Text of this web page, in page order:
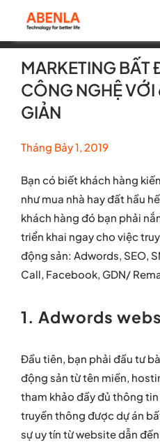
content
Sản phẩm
Life at Abenla
Cơ hội nghề nghiệp
Tin tức
MARKETING BẤT
CÔNG NGHỆ
GIẢN
Tháng Bảy 1, 2019
Bạn có biết khách hàng
như mua nhà hay đất hầu
khách hàng đó bạn phải
triển khai ngay cho việc
động sản: Adwords, SEO,
Call, Facebook, GDN/
1. Adwords
Đầu tiên, bạn phải đầu tư
động sản từ tên miền,
tham khảo đầy đủ thông
truyền thông được dự án
sự uy tín từ website dẫn